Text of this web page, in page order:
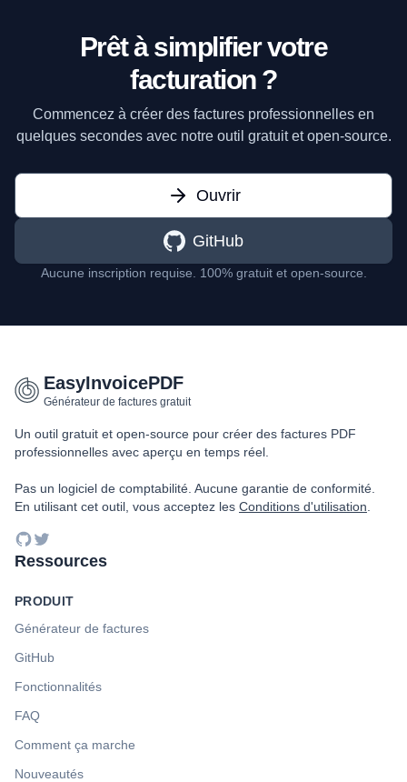
Prêt à simplifier votre
facturation ?
Commencez à créer des factures professionnelles en
quelques secondes avec notre outil gratuit et open-source.
Ouvrir
GitHub
Aucune inscription requise. 100% gratuit et open-source.
EasyInvoicePDF
Générateur de factures gratuit
Un outil gratuit et open-source pour créer des factures PDF
professionnelles avec aperçu en temps réel.
Pas un logiciel de comptabilité. Aucune garantie de conformité.
En utilisant cet outil, vous acceptez les Conditions d'utilisation
GitHubTwitter
Ressources
PRODUIT
Générateur de factures
GitHub
Fonctionnalités
FAQ
Comment ça marche
Nouveautés